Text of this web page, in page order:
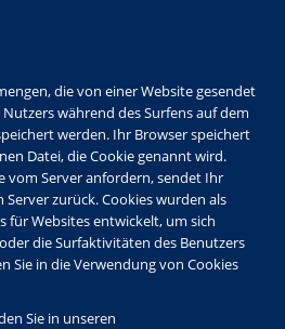
die von einer Website gesendet
während des Surfens auf dem
werden. Ihr Browser speichert
Datei, die Cookie genannt wird.
vom Server anfordern, sendet Ihr
Server zurück. Cookies wurden als
für Websites entwickelt, um sich
die Surfaktivitäten des Benutzers
Sie in die Verwendung von Cookies
Sie in unseren